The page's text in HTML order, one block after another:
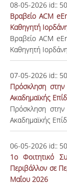
08-05-2026 id::
Βραβείο ACM
Καθηγητή
Βραβείο ACM
Καθηγητή
07-05-2026 id::
Πρόσκληση
Ακαδημαϊκής
Πρόσκληση
Ακαδημαϊκής
06-05-2026 id::
1ο Φοιτητικό
Περιβάλλον σε
Μαΐου 2026